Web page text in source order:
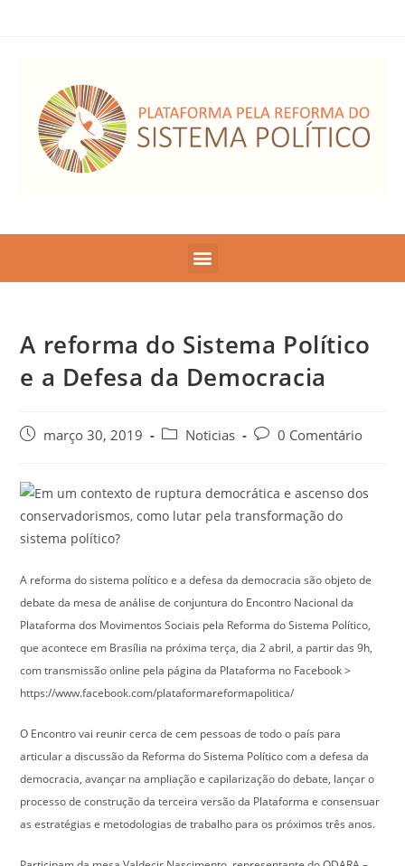
A reforma do Sistema Político
e a Defesa da Democracia
março 30, 2019 Noticias 0 Comentário
Em um contexto de ruptura democrática e ascenso dos
conservadorismos, como lutar pela transformação do
sistema político?
A reforma do sistema político e a defesa da democracia são objeto de
debate da mesa de análise de conjuntura do Encontro Nacional da
Plataforma dos Movimentos Sociais pela Reforma do Sistema Político,
que acontece em Brasília na próxima terça, dia 2 abril, a partir das 9h,
com transmissão online pela página da Plataforma no Facebook >
https://www.facebook.com/plataformareformapolitica/
O Encontro vai reunir cerca de cem pessoas de todo o país para
articular a discussão da Reforma do Sistema Político com a defesa da
democracia, avançar na ampliação e capilarização do debate, lançar o
processo de construção da terceira versão da Plataforma e consensuar
as estratégias e metodologias de trabalho para os próximos três anos.